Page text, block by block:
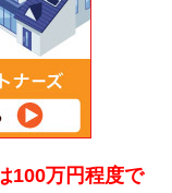
100万円程度で